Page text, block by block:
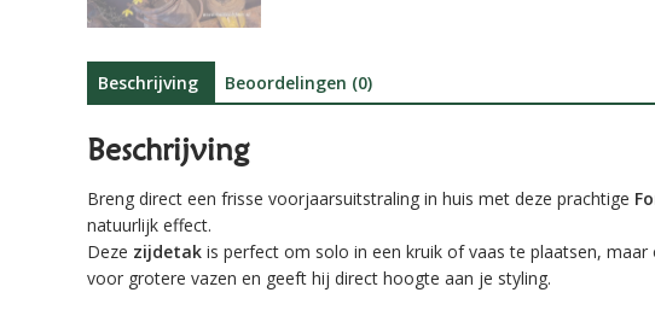
Beschrijving Beoordelingen (0)
Beschrijving
Breng direct een frisse voorjaarsuitstraling in huis met deze prachtige
natuurlijk effect.
Deze zijdetak is perfect om solo in een kruik of vaas te plaatsen,
voor grotere vazen en geeft hij direct hoogte aan je styling.